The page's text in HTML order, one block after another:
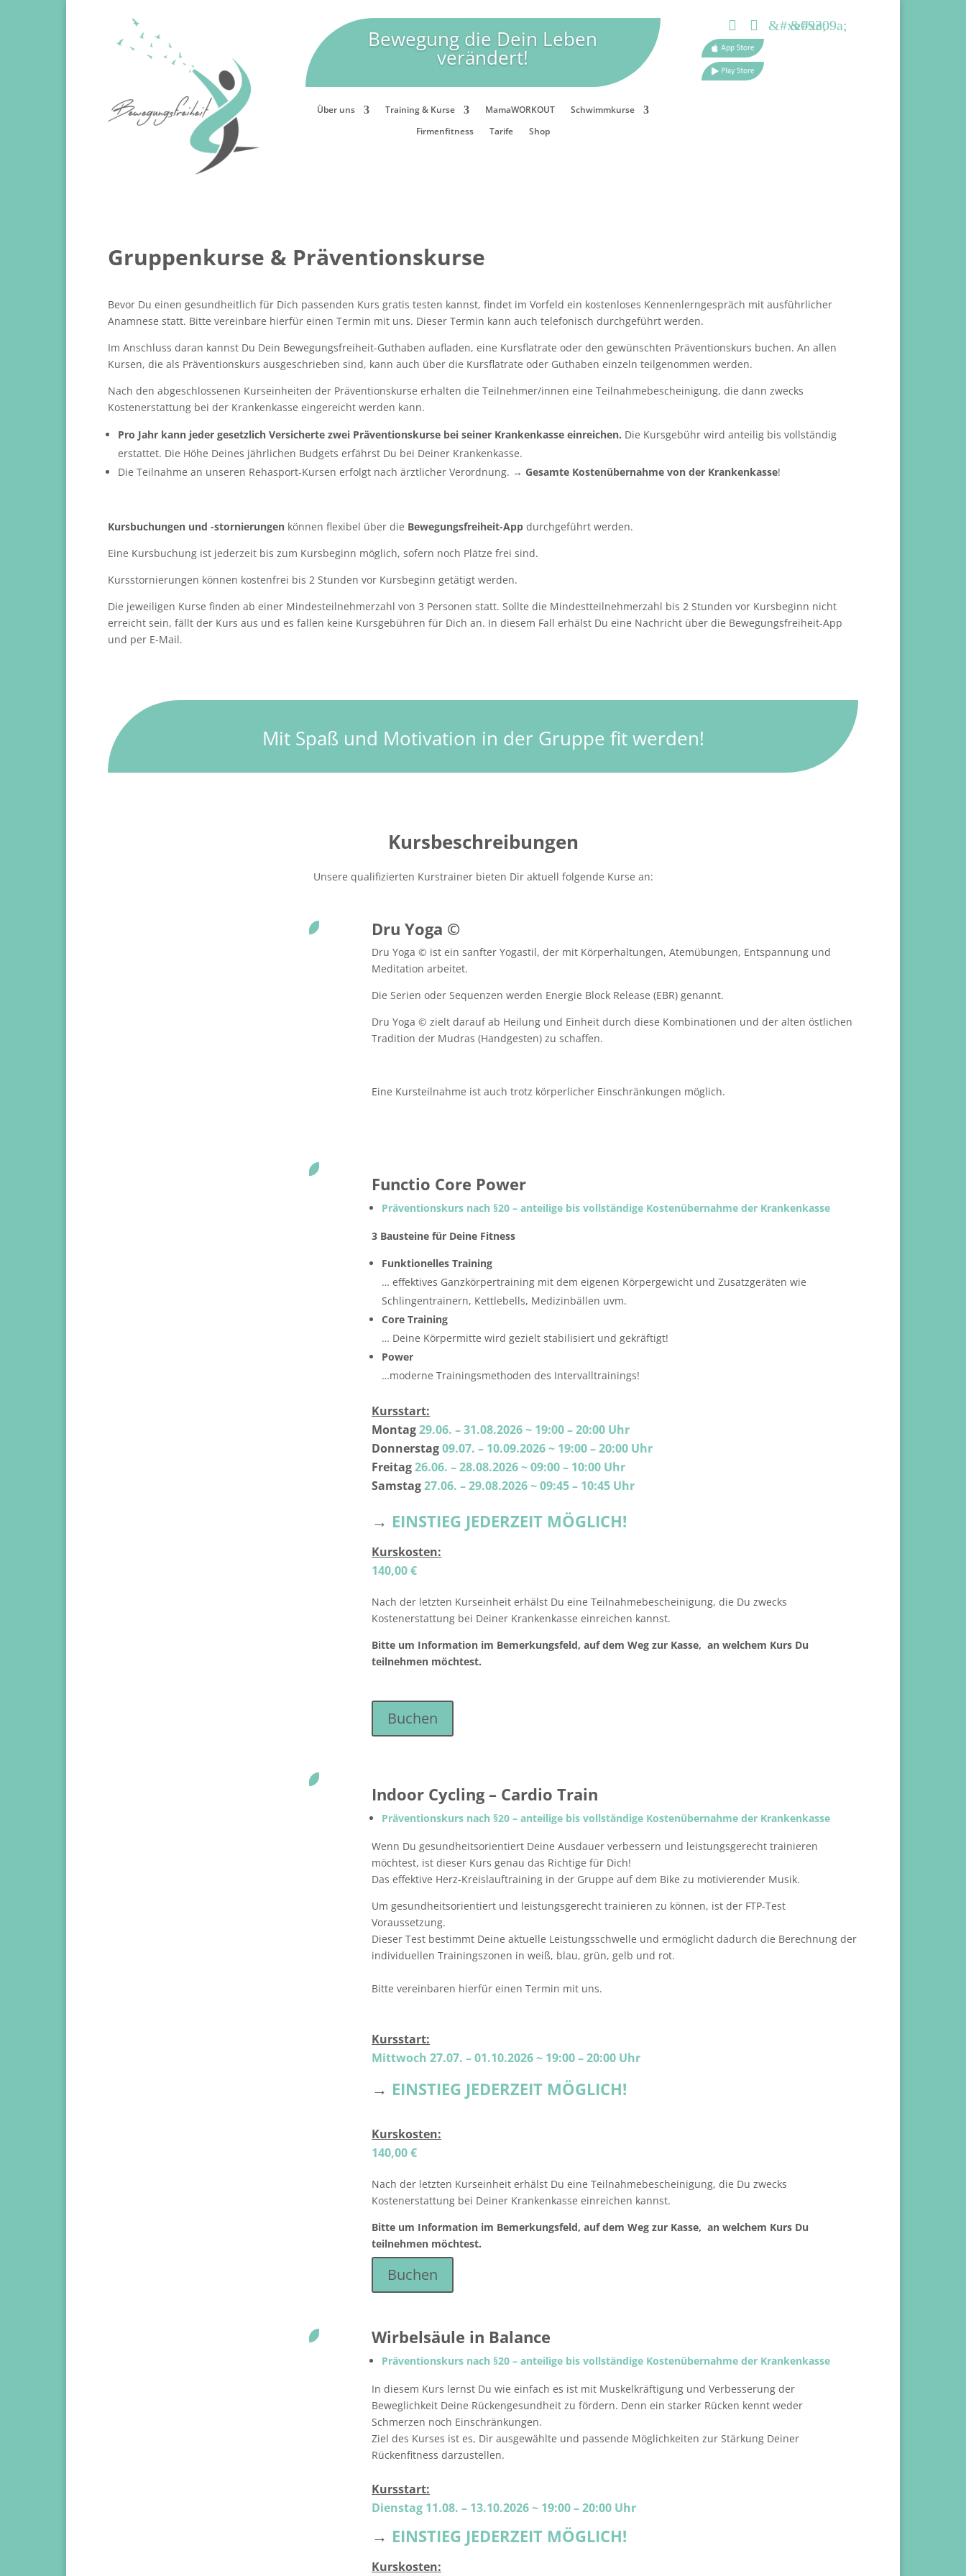
Bewegung die Dein Leben
verändert!
Über uns Training & Kurse MamaWORKOUT
Schwimmkurse
Firmenfitness
Tarife Shop
  &#xe093;
&#xe09a;
Gruppenkurse & Präventionskurse
Bevor Du einen gesundheitlich für Dich passenden Kurs gratis testen kannst, findet im Vorfeld ein kostenloses Kennenlerngespräch mit ausführlicher
Anamnese statt. Bitte vereinbare hierfür einen Termin mit uns. Dieser Termin kann auch telefonisch durchgeführt werden.
Im Anschluss daran kannst Du Dein Bewegungsfreiheit-Guthaben aufladen, eine Kursflatrate oder den gewünschten Präventionskurs buchen. An allen
Kursen, die als Präventionskurs ausgeschrieben sind, kann auch über die Kursflatrate oder Guthaben einzeln teilgenommen werden.
Nach den abgeschlossenen Kurseinheiten der Präventionskurse erhalten die Teilnehmer/innen eine Teilnahmebescheinigung, die dann zwecks
Kostenerstattung bei der Krankenkasse eingereicht werden kann.
Pro Jahr kann jeder gesetzlich Versicherte zwei Präventionskurse bei seiner Krankenkasse einreichen. Die Kursgebühr wird anteilig bis vollständig
erstattet. Die Höhe Deines jährlichen Budgets erfährst Du bei Deiner Krankenkasse.
Die Teilnahme an unseren Rehasport-Kursen erfolgt nach ärztlicher Verordnung. → Gesamte Kostenübernahme von der Krankenkasse!
Kursbuchungen und -stornierungen können flexibel über die Bewegungsfreiheit-App durchgeführt werden.
Eine Kursbuchung ist jederzeit bis zum Kursbeginn möglich, sofern noch Plätze frei sind.
Kursstornierungen können kostenfrei bis 2 Stunden vor Kursbeginn getätigt werden.
Die jeweiligen Kurse finden ab einer Mindesteilnehmerzahl von 3 Personen statt. Sollte die Mindestteilnehmerzahl bis 2 Stunden vor Kursbeginn nicht
erreicht sein, fällt der Kurs aus und es fallen keine Kursgebühren für Dich an. In diesem Fall erhälst Du eine Nachricht über die Bewegungsfreiheit-App
und per E-Mail.
Mit Spaß und Motivation in der Gruppe fit werden!
Kursbeschreibungen
Unsere qualifizierten Kurstrainer bieten Dir aktuell folgende Kurse an:
Dru Yoga ©
Dru Yoga © ist ein sanfter Yogastil, der mit Körperhaltungen, Atemübungen, Entspannung und
Meditation arbeitet.
Die Serien oder Sequenzen werden Energie Block Release (EBR) genannt.
Dru Yoga © zielt darauf ab Heilung und Einheit durch diese Kombinationen und der alten östlichen
Tradition der Mudras (Handgesten) zu schaffen.
Eine Kursteilnahme ist auch trotz körperlicher Einschränkungen möglich.
Functio Core Power
Präventionskurs nach §20 – anteilige bis vollständige Kostenübernahme der Krankenkasse
3 Bausteine für Deine Fitness
Funktionelles Training
… effektives Ganzkörpertraining mit dem eigenen Körpergewicht und Zusatzgeräten wie
Schlingentrainern, Kettlebells, Medizinbällen uvm.
Core Training
… Deine Körpermitte wird gezielt stabilisiert und gekräftigt!
Power
…moderne Trainingsmethoden des Intervalltrainings!
Kursstart:
Montag29.06. – 31.08.2026 ~ 19:00 – 20:00 Uhr
Donnerstag09.07. – 10.09.2026 ~ 19:00 – 20:00 Uhr
Freitag26.06. – 28.08.2026 ~ 09:00 – 10:00 Uhr
Samstag27.06. – 29.08.2026 ~ 09:45 – 10:45 Uhr
→ EINSTIEG JEDERZEIT MÖGLICH!
Kurskosten:
140,00 €
Nach der letzten Kurseinheit erhälst Du eine Teilnahmebescheinigung, die Du zwecks
Kostenerstattung bei Deiner Krankenkasse einreichen kannst.
Bitte um Information im Bemerkungsfeld, auf dem Weg zur Kasse, an welchem Kurs Du
teilnehmen möchtest.
Buchen
Indoor Cycling – Cardio Train
Präventionskurs nach §20 – anteilige bis vollständige Kostenübernahme der Krankenkasse
Wenn Du gesundheitsorientiert Deine Ausdauer verbessern und leistungsgerecht trainieren
möchtest, ist dieser Kurs genau das Richtige für Dich!⠀
Das effektive Herz-Kreislauftraining in der Gruppe auf dem Bike zu motivierender Musik.⠀
Um gesundheitsorientiert und leistungsgerecht trainieren zu können, ist der FTP-Test
Voraussetzung.⠀
Dieser Test bestimmt Deine aktuelle Leistungsschwelle und ermöglicht dadurch die Berechnung der
individuellen Trainingszonen in weiß, blau, grün, gelb und rot.⠀
Bitte vereinbaren hierfür einen Termin mit uns.⠀
Kursstart:
Mittwoch 27.07. – 01.10.2026~ 19:00 – 20:00 Uhr
→ EINSTIEG JEDERZEIT MÖGLICH!
Kurskosten:
140,00 €
Nach der letzten Kurseinheit erhälst Du eine Teilnahmebescheinigung, die Du zwecks
Kostenerstattung bei Deiner Krankenkasse einreichen kannst.
Bitte um Information im Bemerkungsfeld, auf dem Weg zur Kasse, an welchem Kurs Du
teilnehmen möchtest.
Buchen
Wirbelsäule in Balance
Präventionskurs nach §20 – anteilige bis vollständige Kostenübernahme der Krankenkasse
In diesem Kurs lernst Du wie einfach es ist mit Muskelkräftigung und Verbesserung der
Beweglichkeit Deine Rückengesundheit zu fördern. Denn ein starker Rücken kennt weder
Schmerzen noch Einschränkungen.
Ziel des Kurses ist es, Dir ausgewählte und passende Möglichkeiten zur Stärkung Deiner
Rückenfitness darzustellen.
Kursstart:
Dienstag 11.08. – 13.10.2026~ 19:00 – 20:00 Uhr
→ EINSTIEG JEDERZEIT MÖGLICH!
Kurskosten: